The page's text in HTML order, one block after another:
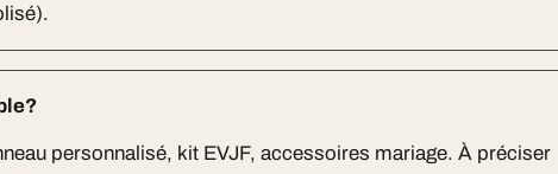
personnalisé, kit EVJF, accessoires mariage. À préciser